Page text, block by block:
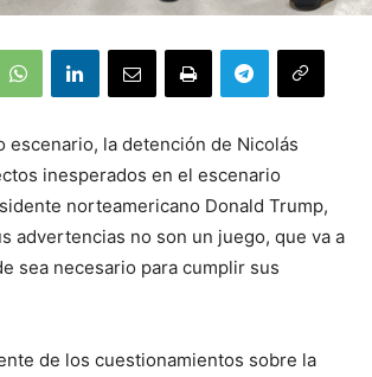
escenario, la detención de Nicolás
inesperados en el escenario
norteamericano Donald Trump,
advertencias no son un juego, que va a
sea necesario para cumplir sus
de los cuestionamientos sobre la